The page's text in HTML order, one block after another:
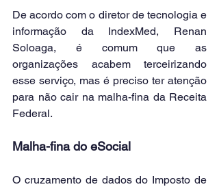
De acordo com o diretor de tecnologia e
informação da IndexMed, Renan
Soloaga, é comum que as
organizações acabem terceirizando
esse serviço, mas é preciso ter atenção
para não cair na malha-fina da Receita
Federal.
Malha-fina do eSocial
O cruzamento de dados do Imposto de